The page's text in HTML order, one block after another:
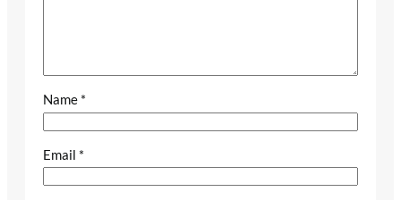
Name *
Email *